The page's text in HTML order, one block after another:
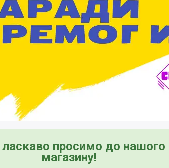
ласкаво просимо до нашого
магазину!